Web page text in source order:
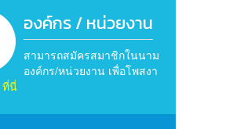
องค์กร / หน่วยงาน
สามารถสมัครสมาชิกในนาม
องค์กร/หน่วยงาน เพื่อโพสงา
ที่นี่